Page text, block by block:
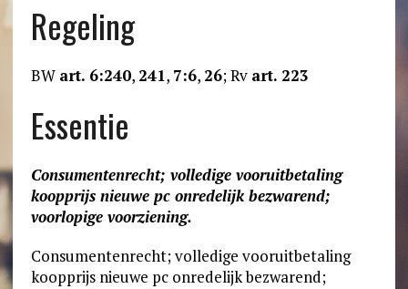
Regeling
BW art. 6:240, 241, 7:6, 26; Rv art. 223
Essentie
Consumentenrecht; volledige vooruitbetaling
koopprijs nieuwe pc onredelijk bezwarend;
voorlopige voorziening.
Consumentenrecht; volledige vooruitbetaling
koopprijs nieuwe pc onredelijk bezwarend;